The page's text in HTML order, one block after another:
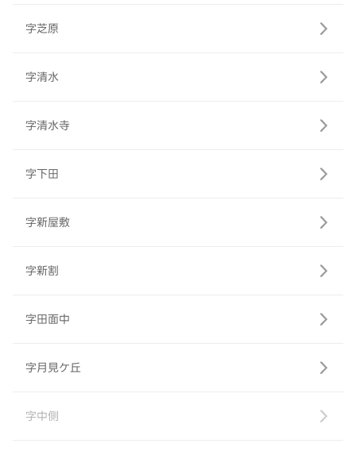
字芝原
字清水
字清水寺
字下田
字新屋敷
字新割
字田面中
字月見ケ丘
字中側